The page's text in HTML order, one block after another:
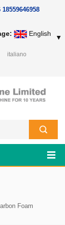
18559646958
English ▼
italiano
Foam